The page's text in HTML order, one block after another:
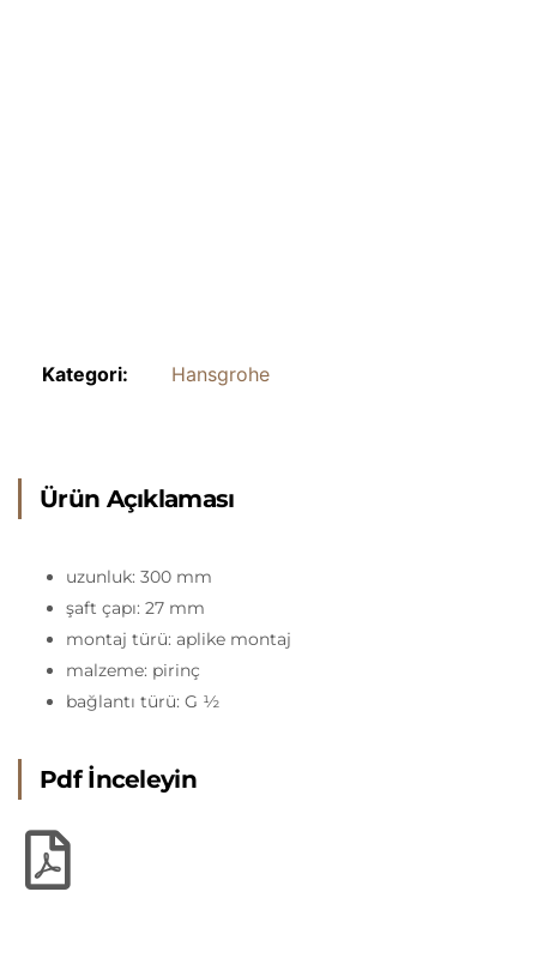
Kategori: Hansgrohe
Ürün Açıklaması
uzunluk: 300 mm
şaft çapı: 27 mm
montaj türü: aplike montaj
malzeme: pirinç
bağlantı türü: G ½
Pdf İnceleyin